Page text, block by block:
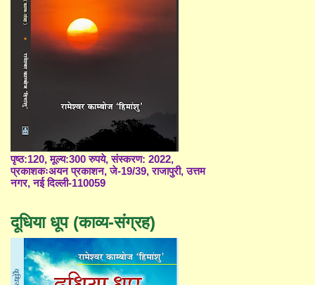
पृष्ठ:120, मूल्य:300 रुपये, संस्करण: 2022,
प्रकाशकःअयन प्रकाशन, जे-19/39, राजापुरी, उत्तम
नगर, नई दिल्ली-110059
दूधिया धूप (काव्य-संग्रह)